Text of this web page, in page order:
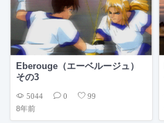
Eberouge（エーベルージュ）
その3
5044 0 99
8年前